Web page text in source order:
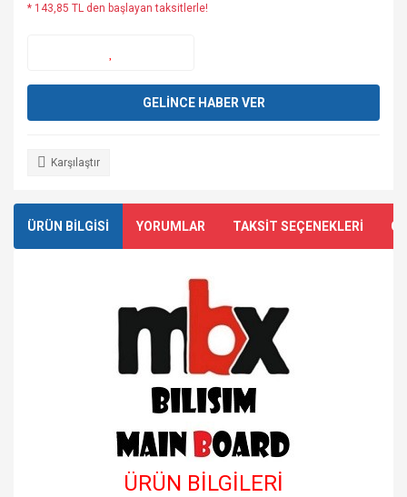
* 143,85 TL den başlayan taksitlerle!
GELİNCE HABER VER
Karşılaştır
ÜRÜN BİLGİSİ YORUMLAR TAKSİT SEÇENEKLERİ
ÜRÜN BİLGİLERİ